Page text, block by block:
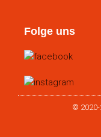
Folge uns
© 2020-